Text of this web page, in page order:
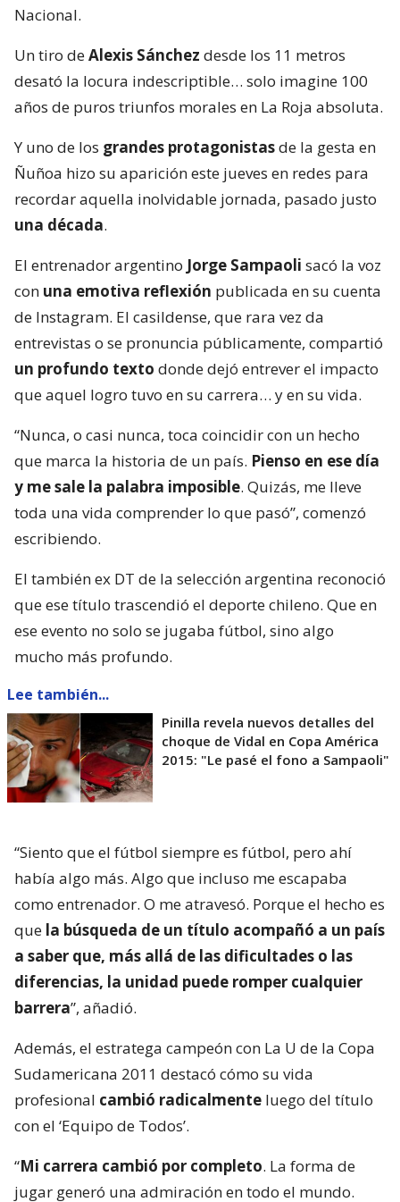
Nacional.
Un tiro deAlexis Sánchez desde los 11 metros
desató la locura indescriptible… solo imagine 100
años de puros triunfos morales en La Roja absoluta.
Y uno de los grandes protagonistasde la gesta en
Ñuñoa hizo su aparición este jueves en redes para
recordar aquella inolvidable jornada, pasado justo
una década.
El entrenador argentino Jorge Sampaoli sacó la voz
con una emotiva reflexión publicada en su cuenta
de Instagram. El casildense, que rara vez da
entrevistas o se pronuncia públicamente, compartió
un profundo texto donde dejó entrever el impacto
que aquel logro tuvo en su carrera… y en su vida.
“Nunca, o casi nunca, toca coincidir con un hecho
que marca la historia de un país. Pienso en ese día
y me sale la palabra imposible. Quizás, me lleve
toda una vida comprender lo que pasó”, comenzó
escribiendo.
El también ex DT de la selección argentina reconoció
que ese título trascendió el deporte chileno. Que en
ese evento no solo se jugaba fútbol, sino algo
mucho más profundo.
Lee también...
Pinilla revela nuevos detalles del
choque de Vidal en Copa América
2015: "Le pasé el fono a Sampaoli"
“Siento que el fútbol siempre es fútbol, pero ahí
había algo más. Algo que incluso me escapaba
como entrenador. O me atravesó. Porque el hecho es
que la búsqueda de un título acompañó a un país
a saber que, más allá de las dificultades o las
diferencias, la unidad puede romper cualquier
barrera”, añadió.
Además, el estratega campeón con La U de la Copa
Sudamericana 2011 destacó cómo su vida
profesional cambió radicalmente luego del título
con el ‘Equipo de Todos’.
“Mi carrera cambió por completo. La forma de
jugar generó una admiración en todo el mundo.